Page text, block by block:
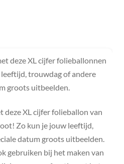
deze XL cijfer folieballonnen
trouwdag of andere
groots uitbeelden.
deze XL cijfer folieballon van
Zo kun je jouw leeftijd,
datum groots uitbeelden.
gebruiken bij het maken van